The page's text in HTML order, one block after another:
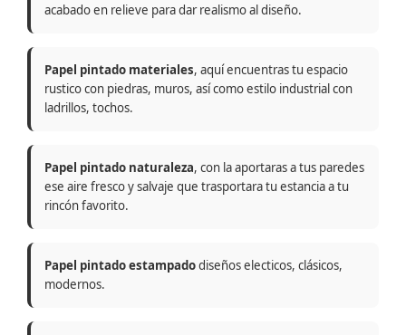
acabado en relieve para dar realismo al diseño.
Papel pintado materiales, aquí encuentras tu espacio
rustico con piedras, muros, así como estilo industrial con
ladrillos, tochos.
Papel pintado naturaleza, con la aportaras a tus paredes
ese aire fresco y salvaje que trasportara tu estancia a tu
rincón favorito.
Papel pintado estampadodiseños electicos, clásicos,
modernos.